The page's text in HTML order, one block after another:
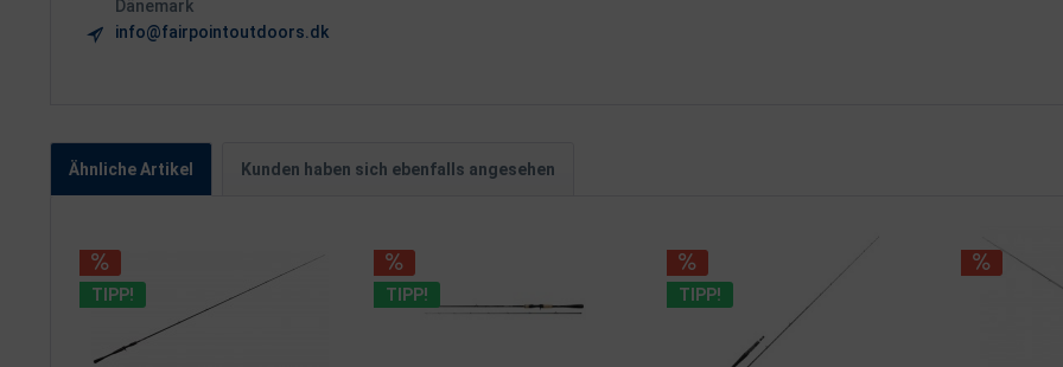
Dänemark
info@fairpointoutdoors.dk
Ähnliche Artikel Kunden haben sich ebenfalls angesehen
TIPP! TIPP! TIPP!